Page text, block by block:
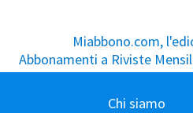
Miabbono.com,
Abbonamenti a Riviste
Chi siamo